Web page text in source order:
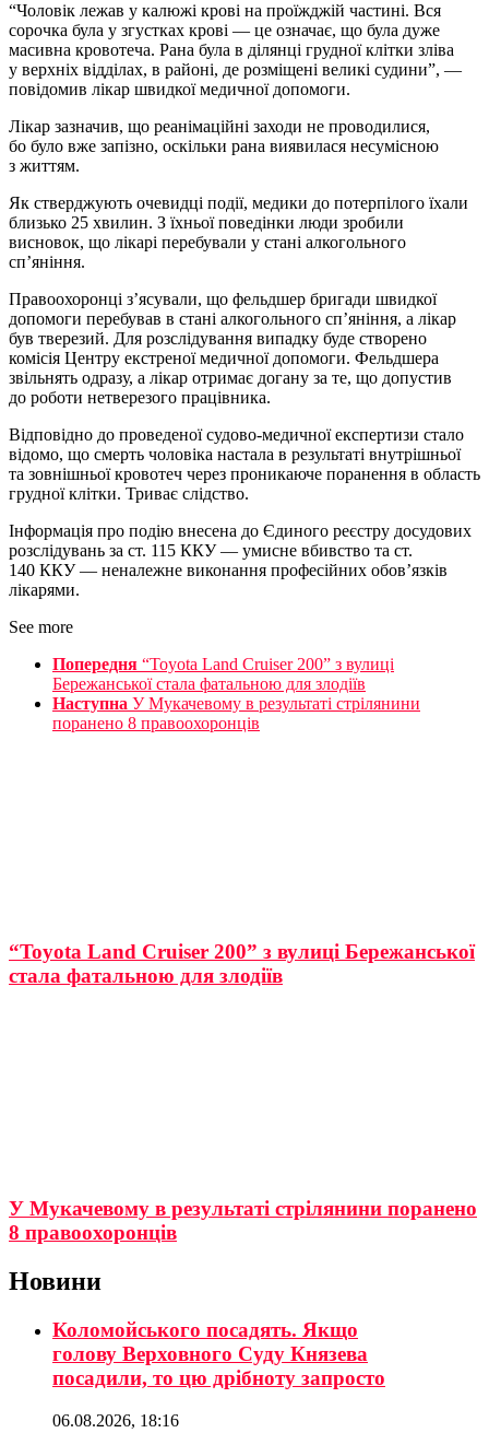
“Чоловік лежав у калюжі крові на проїжджій частині. Вся
сорочка була у згустках крові — це означає, що була дуже
масивна кровотеча. Рана була в ділянці грудної клітки зліва
у верхніх відділах, в районі, де розміщені великі судини”, —
повідомив лікар швидкої медичної допомоги.
Лікар зазначив, що реанімаційні заходи не проводилися,
бо було вже запізно, оскільки рана виявилася несумісною
з життям.
Як стверджують очевидці події, медики до потерпілого їхали
близько 25 хвилин. З їхньої поведінки люди зробили
висновок, що лікарі перебували у стані алкогольного
сп’яніння.
Правоохоронці з’ясували, що фельдшер бригади швидкої
допомоги перебував в стані алкогольного сп’яніння, а лікар
був тверезий. Для розслідування випадку буде створено
комісія Центру екстреної медичної допомоги. Фельдшера
звільнять одразу, а лікар отримає догану за те, що допустив
до роботи нетверезого працівника.
Відповідно до проведеної судово-медичної експертизи стало
відомо, що смерть чоловіка настала в результаті внутрішньої
та зовнішньої кровотеч через проникаюче поранення в область
грудної клітки. Триває слідство.
Інформація про подію внесена до Єдиного реєстру досудових
розслідувань за ст. 115 ККУ — умисне вбивство та ст.
140 ККУ — неналежне виконання професійних обов’язків
лікарями.
See more
Попередня “Toyota Land Cruiser 200” з вулиці
Бережанської стала фатальною для злодіїв
Наступна У Мукачевому в результаті стрілянини
поранено 8 правоохоронців
“Toyota Land Cruiser 200” з вулиці Бережанської
стала фатальною для злодіїв
У Мукачевому в результаті стрілянини поранено
8 правоохоронців
Новини
Коломойського посадять. Якщо
голову Верховного Суду Князева
посадили, то цю дрібноту запросто
06.08.2026, 18:16